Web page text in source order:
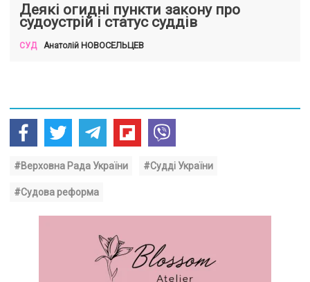
Деякі огидні пункти закону про
судоустрій і статус суддів
СУД Анатолій НОВОСЕЛЬЦЕВ
#Верховна Рада України #Судді України
#Судова реформа